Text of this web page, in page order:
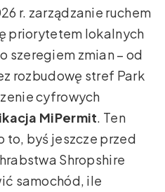
r. zarządzanie ruchem
priorytetem lokalnych
szeregiem zmian – od
rozbudowę stref Park
cyfrowych
MiPermit. Ten
to, byś jeszcze przed
Shropshire
samochód, ile